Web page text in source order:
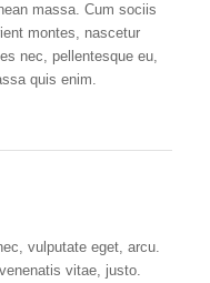
massa. Cum sociis
montes, nascetur
nec, pellentesque eu,
quis enim.
vulputate eget, arcu.
vitae, justo.